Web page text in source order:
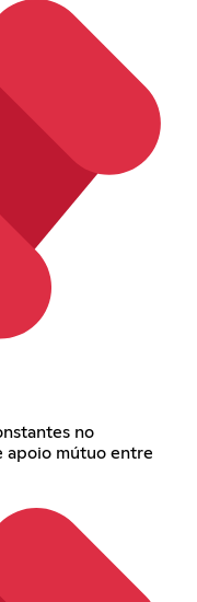
no
apoio mútuo entre